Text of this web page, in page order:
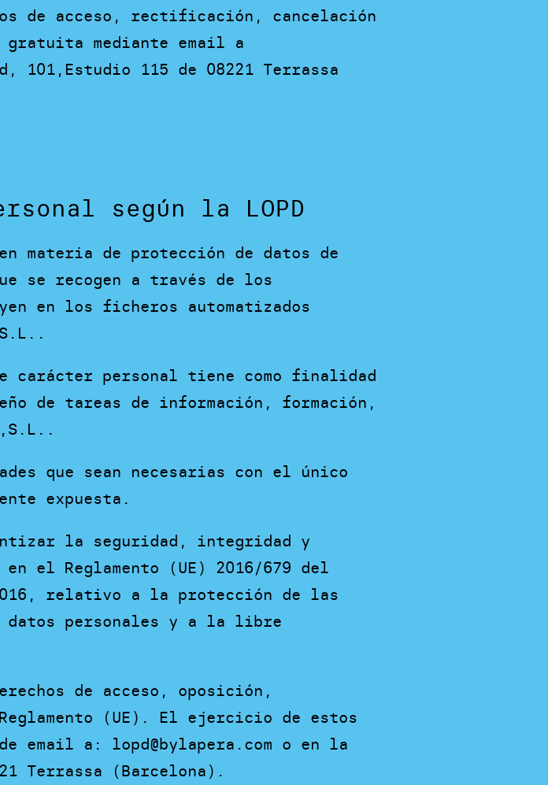
de acceso, rectificación, cancelación
gratuita mediante email a
101,Estudio 115 de 08221 Terrassa
según la LOPD
materia de protección de datos de
se recogen a través de los
en los ficheros automatizados
carácter personal tiene como finalidad
de tareas de información, formación,
que sean necesarias con el único
expuesta.
la seguridad, integridad y
el Reglamento (UE) 2016/679 del
relativo a la protección de las
datos personales y a la libre
de acceso, oposición,
(UE). El ejercicio de estos
email a: lopd@bylapera.com o en la
Terrassa (Barcelona).